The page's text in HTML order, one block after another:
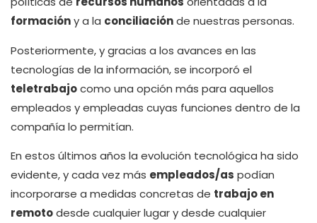
formacióny a la conciliaciónde nuestras personas.
Posteriormente, y gracias a los avances en las
tecnologías de la información, se incorporó el
teletrabajocomo una opción más para aquellos
empleados y empleadas cuyas funciones dentro de la
compañía lo permitían.
En estos últimos años la evolución tecnológica ha sido
evidente, y cada vez más empleados/as podían
incorporarse a medidas concretas de trabajo en
remotodesde cualquier lugar y desde cualquier